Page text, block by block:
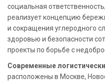
социальная
реализует концепцию
и сокращения углеродного
здоровью и безопасности
проекты по борьбе с
Современные
расположены в Москве,